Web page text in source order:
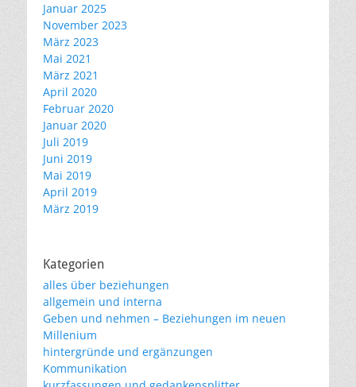
Januar 2025
November 2023
März 2023
Mai 2021
März 2021
April 2020
Februar 2020
Januar 2020
Juli 2019
Juni 2019
Mai 2019
April 2019
März 2019
Kategorien
alles über beziehungen
allgemein und interna
Geben und nehmen – Beziehungen im neuen
Millenium
hintergründe und ergänzungen
Kommunikation